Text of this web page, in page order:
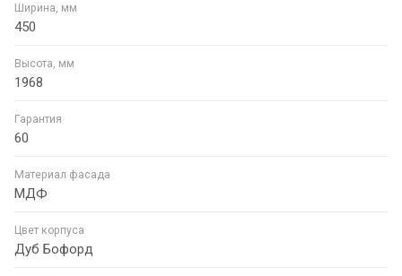
Ширина, мм
450
Высота, мм
1968
Гарантия
60
Материал фасада
МДФ
Цвет корпуса
Дуб Бофорд